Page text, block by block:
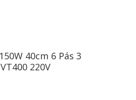
40cm 6 Pás 3
220V